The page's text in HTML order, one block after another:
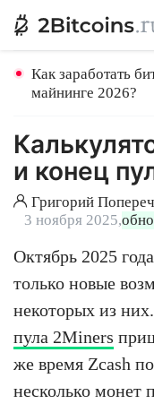
Как заработать
майнинге 2026?
и конец
Григорий
3 ноября 2025,
Октябрь 2025
только новые
некоторых из
пула 2Miners
же время Zcash
несколько монет